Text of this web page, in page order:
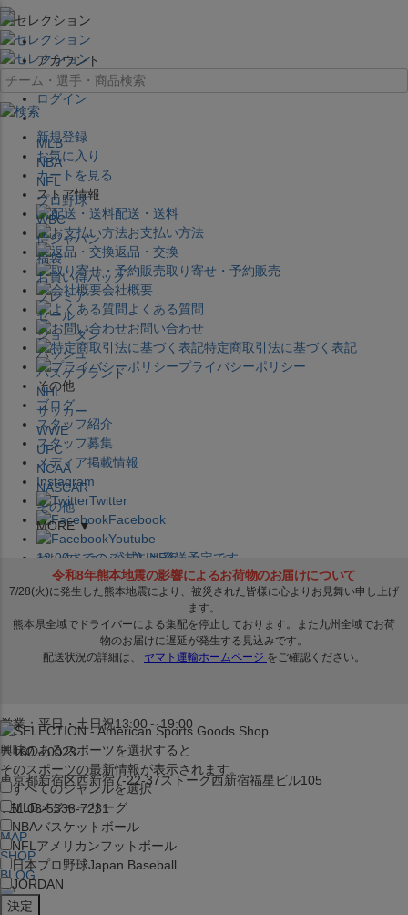
×
アカウント
ログイン
新規登録
お気に入り
カートを見る
ストア情報
配送・送料
お支払い方法
返品・交換
取り寄せ・予約販売
会社概要
よくある質問
お問い合わせ
特定商取引法に基づく表記
プライバシーポリシー
その他
ブログ
スタッフ紹介
スタッフ募集
メディア掲載情報
Instagram
Twitter
Facebook
Youtube
セレクション公式LINE@
営業：平日・土日祝13:00～19:00
〒160－0023
東京都新宿区西新宿7-22-37ストーク西新宿福星ビル105
TEL:03-5338-7231
MAP
SHOP
BLOG
MLB
NBA
NFL
プロ野球
WBC
侍ジャパン
福袋
お買い得パック
プレミア
セール
ジョーダン
バッシュ
バスケブランド
NHL
サッカー
WWE
UFC
NCAA
NASCAR
その他
MORE ▼
12:00までのご注文は発送予定です。
在庫品は 1-3営業日内で発送!! ※お取寄せ商品は対象外
興味のあるスポーツを選択すると
そのスポーツの最新情報が表示されます。
すべてのジャンルを選択
MLBメジャーリーグ
NBAバスケットボール
NFL アメリカンフットボール
日本プロ野球Japan Baseball
JORDAN